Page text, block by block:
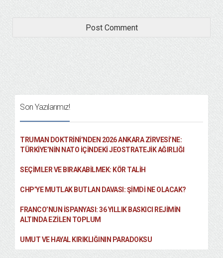
Son Yazılarımız!
TRUMAN DOKTRINI’NDEN 2026 ANKARA ZIRVESI’NE:
TÜRKIYE’NIN NATO İÇINDEKI JEOSTRATEJIK AĞIRLIĞI
SEÇIMLER VE BIRAKABILMEK: KÖR TALIH
CHP’YE MUTLAK BUTLAN DAVASI: ŞİMDİ NE OLACAK?
FRANCO’NUN İSPANYASI: 36 YILLIK BASKICI REJIMIN
ALTINDA EZILEN TOPLUM
UMUT VE HAYAL KIRIKLIĞININ PARADOKSU